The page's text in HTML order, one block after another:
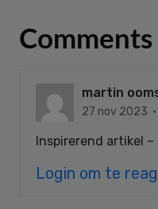
Comments
martin
27 nov 2023 ·
Inspirerend artikel –
Login om te